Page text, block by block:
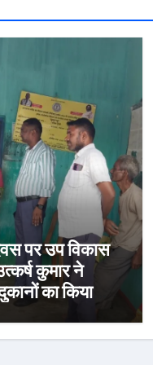
पर उप विकास
कुमार ने
का किया
निर्देश